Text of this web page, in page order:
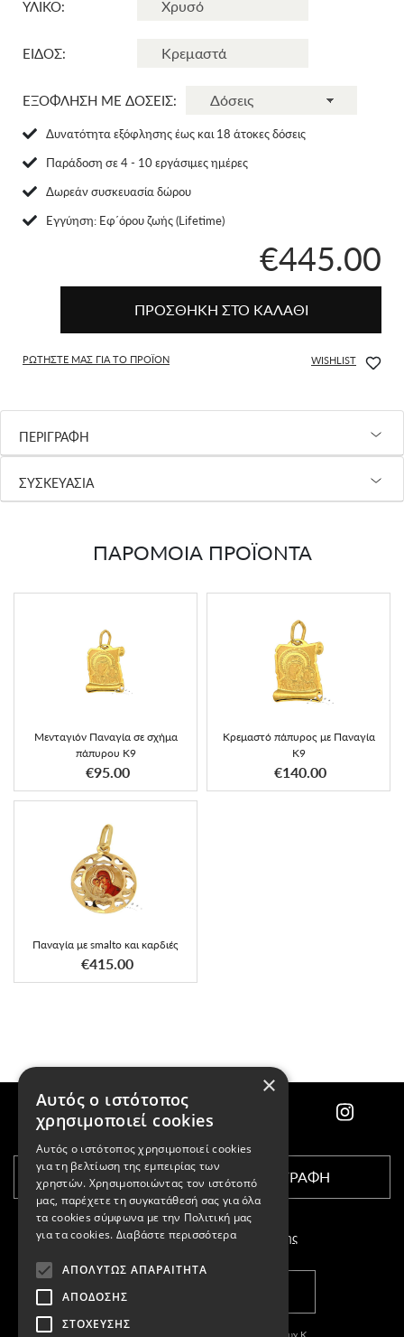
ΥΛΙΚΟ:
ΕΙΔΟΣ:
ΕΞΟΦΛΗΣΗ ΜΕ ΔΟΣΕΙΣ:
Δυνατότητα εξόφλησης έως και 18 άτοκες δόσεις
Παράδοση σε 4 - 10 εργάσιμες ημέρες
Δωρεάν συσκευασία δώρου
Eγγύηση: Εφ΄όρου ζωής (Lifetime)
€445.00
ΠΡΟΣΘΗΚΗ ΣΤΟ ΚΑΛΑΘΙ
ΡΩΤΗΣΤΕ ΜΑΣ ΓΙΑ ΤΟ ΠΡΟΪΟΝ WISHLIST
ΠΕΡΙΓΡΑΦΗ
ΣΥΣΚΕΥΑΣΙΑ
ΠΑΡΟΜΟΙΑ ΠΡΟΪΟΝΤΑ
Μενταγιόν Παναγία σε σχήμα
πάπυρου K9
€95.00
Κρεμαστό πάπυρος με Παναγία
Κ9
€140.00
Παναγία με smalto και καρδιές
€415.00
ΕΓΓΡΑΦΗ
Αποδέχομαι τους όρους χρήσης
×
Αυτός ο ιστότοπος
χρησιμοποιεί cookies
Αυτός ο ιστότοπος χρησιμοποιεί cookies
για τη βελτίωση της εμπειρίας των
χρηστών. Χρησιμοποιώντας τον ιστότοπό
μας, παρέχετε τη συγκατάθεσή σας για όλα
τα cookies σύμφωνα με την Πολιτική μας
για τα cookies. Διαβάστε περισσότερα
ΑΠΟΛΎΤΩΣ ΑΠΑΡΑΊΤΗΤΑ
ΑΠΌΔΟΣΗΣ
ΣΤΌΧΕΥΣΗΣ